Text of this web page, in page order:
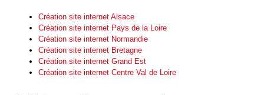
Création site internet Alsace
Création site internet Pays de la Loire
Création site internet Normandie
Création site internet Bretagne
Création site internet Grand Est
Création site internet Centre Val de Loire